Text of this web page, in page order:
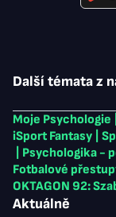
Další témata z
Moje Psychologie
iSport Fantasy
Psychologika -
Fotbalové
OKTAGON 92:
Aktuálně